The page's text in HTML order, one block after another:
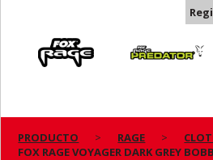
Predator
PRODUCTO RAGE
FOX RAGE VOYAGER DARK GREY